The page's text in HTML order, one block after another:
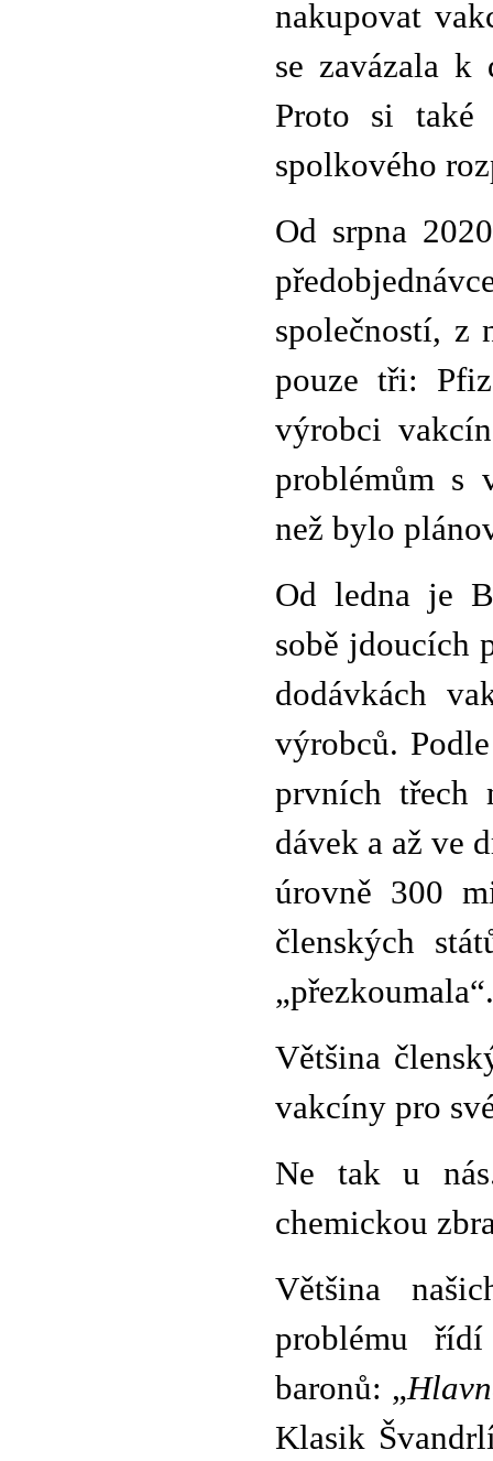
nakupovat
se zavázala
Proto si také
spolkového
Od srpna
společností, z
pouze tři:
výrobci
problémům s
než bylo
Od ledna je
sobě jdoucích
dodávkách
výrobců.
prvních třech
dávek a až ve
úrovně 300
členských
Většina
vakcíny pro
Ne tak u
chemickou
Většina
problému
baronů: „
Klasik